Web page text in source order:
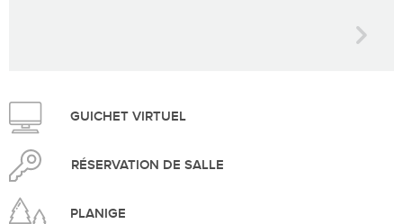
GUICHET VIRTUEL
RÉSERVATION DE SALLE
PLANIGE